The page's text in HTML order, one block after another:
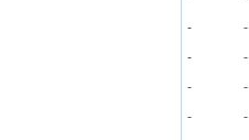
-
-
-
-
-
-
-
-